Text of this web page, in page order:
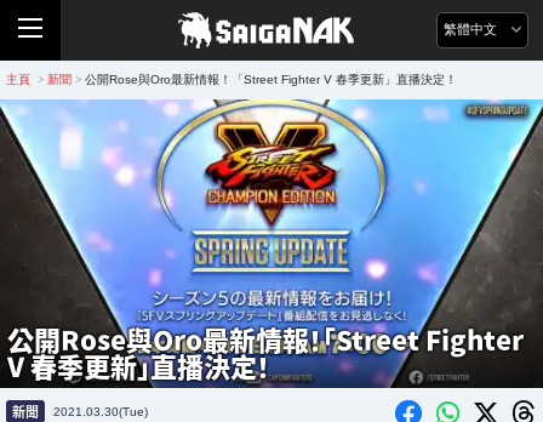
繁體中文
主頁 > 新聞 > 公開Rose與Oro最新情報！「Street Fighter V 春季更新」直播決定！
公開Rose與Oro最新情報！「Street Fighter
V 春季更新」直播決定！
新聞 2021.03.30(Tue)